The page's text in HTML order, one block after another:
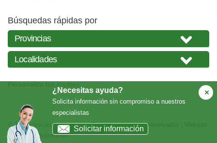
¿Necesitas ayuda?
Solicita información sin compromiso a nuestros
especialistas
Solicitar información
Búsquedas rápidas por
© 2026clinicasabortos.com| Todos los derechos reservados | Website
creada porbalneariais